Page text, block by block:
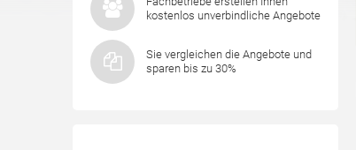
kostenlos unverbindliche Angebote
Sie vergleichen die Angebote und
sparen bis zu 30%